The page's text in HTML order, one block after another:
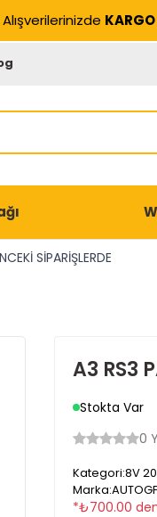
SİPARİŞLERDE
A3 RS3
Stokta Var
0
Kategori:8V
Marka:
*₺700.00